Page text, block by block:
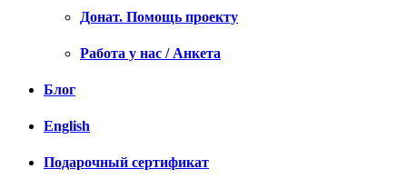
Донат. Помощь проекту
Работа у нас / Анкета
Блог
English
Подарочный сертификат